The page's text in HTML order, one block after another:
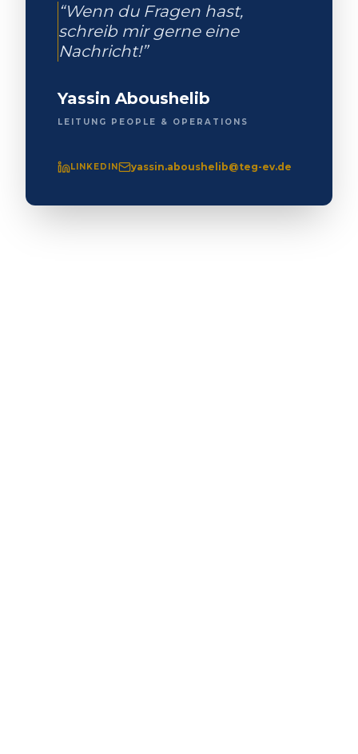
“Wenn du Fragen hast,
schreib mir gerne eine
Nachricht!”
Yassin Aboushelib
LEITUNG PEOPLE & OPERATIONS
LINKEDIN yassin.aboushelib@teg-ev.de